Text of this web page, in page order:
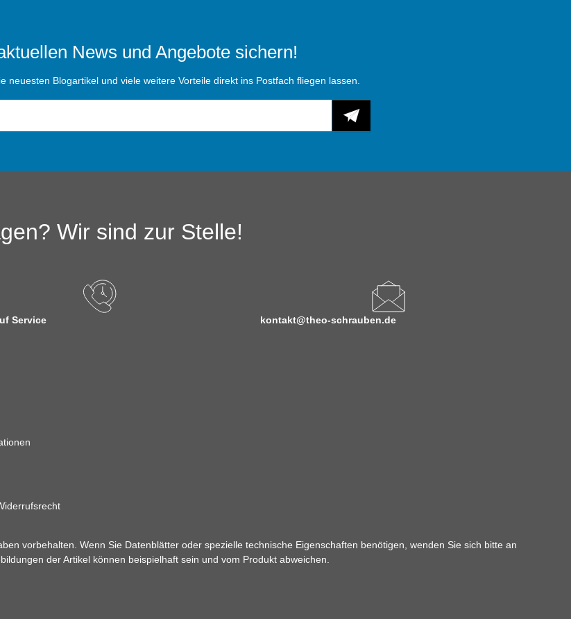
News und Angebote sichern!
neuesten Blogartikel und viele weitere Vorteile direkt ins Postfach fliegen lassen.
Wir sind zur Stelle!
Service kontakt@theo-schrauben.de
vorbehalten. Wenn Sie Datenblätter oder spezielle technische Eigenschaften benötigen, wenden Sie sich bitte an
der Artikel können beispielhaft sein und vom Produkt abweichen.